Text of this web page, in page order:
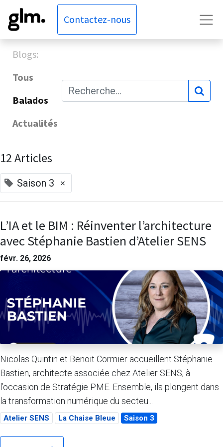
Contactez-nous
Blogs:
Tous
Balados
Actualités
12 Articles
Saison 3 ×
L’IA et le BIM : Réinventer l’architecture
avec Stéphanie Bastien d’Atelier SENS
févr. 26, 2026
Nicolas Quintin et Benoit Cormier accueillent Stéphanie
Bastien, architecte associée chez Atelier SENS, à
l’occasion de Stratégie PME. Ensemble, ils plongent dans
la transformation numérique du secteu...
Atelier SENS La Chaise Bleue Saison 3